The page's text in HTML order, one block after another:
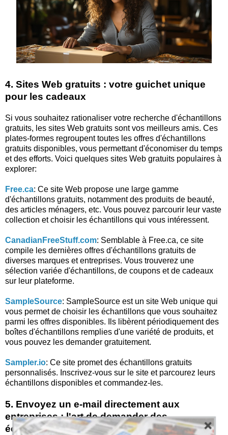
4. Sites Web gratuits : votre guichet unique
pour les cadeaux
Si vous souhaitez rationaliser votre recherche d'échantillons
gratuits, les sites Web gratuits sont vos meilleurs amis. Ces
plates-formes regroupent toutes les offres d'échantillons
gratuits disponibles, vous permettant d'économiser du temps
et des efforts. Voici quelques sites Web gratuits populaires à
explorer:
Free.ca: Ce site Web propose une large gamme
d'échantillons gratuits, notamment des produits de beauté,
des articles ménagers, etc. Vous pouvez parcourir leur vaste
collection et choisir les échantillons qui vous intéressent.
CanadianFreeStuff.com: Semblable à Free.ca, ce site
compile les dernières offres d'échantillons gratuits de
diverses marques et entreprises. Vous trouverez une
sélection variée d'échantillons, de coupons et de cadeaux
sur leur plateforme.
SampleSource: SampleSource est un site Web unique qui
vous permet de choisir les échantillons que vous souhaitez
parmi les offres disponibles. Ils libèrent périodiquement des
boîtes d'échantillons remplies d'une variété de produits, et
vous pouvez les demander gratuitement.
Sampler.io: Ce site promet des échantillons gratuits
personnalisés. Inscrivez-vous sur le site et parcourez leurs
échantillons disponibles et commandez-les.
5. Envoyez un e-mail directement aux
entreprises : l'art de demander des
échantillons gratuits